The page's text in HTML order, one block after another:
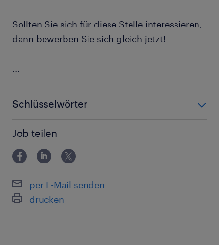
Sollten Sie sich für diese Stelle interessieren,
dann bewerben Sie sich gleich jetzt!
...
Schlüsselwörter
Produktionsmitarbeiter, Nachtschicht
Job teilen
per E-Mail senden
drucken